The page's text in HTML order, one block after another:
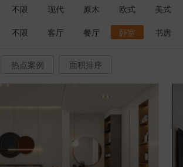
不限 现代 原木 欧式 美式
不限 客厅 餐厅 卧室 书房
热点案例 面积排序